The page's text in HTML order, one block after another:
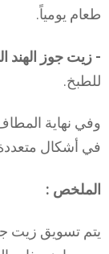
طعام يومياً.
- زيت جوز الهند
للطبخ.
وفي نهاية
في أشكال متعددة
الملخص :
يتم تسويق زيت